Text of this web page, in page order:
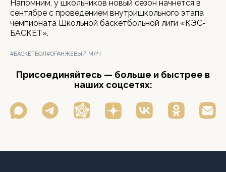
Напомним, у школьников новый сезон начнется в
сентябре с проведением внутришкольного этапа
чемпионата Школьной баскетбольной лиги «КЭС-
БАСКЕТ».
#БАСКЕТБОЛ#ОРАНЖЕВЫЙ МЯЧ
Присоединяйтесь — больше и быстрее в
наших соцсетях: